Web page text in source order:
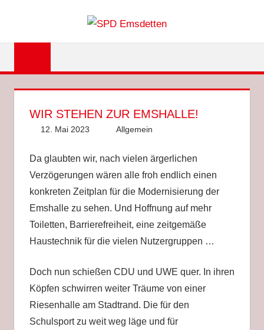
springen
WIR STEHEN ZUR EMSHALLE!
12. Mai 2023 Anke Hackethal
Allgemein
Da glaubten wir, nach vielen ärgerlichen
Verzögerungen wären alle froh endlich einen
konkreten Zeitplan für die Modernisierung der
Emshalle zu sehen. Und Hoffnung auf mehr
Toiletten, Barrierefreiheit, eine zeitgemäße
Haustechnik für die vielen Nutzergruppen …
Doch nun schießen CDU und UWE quer. In ihren
Köpfen schwirren weiter Träume von einer
Riesenhalle am Stadtrand. Die für den
Schulsport zu weit weg läge und für